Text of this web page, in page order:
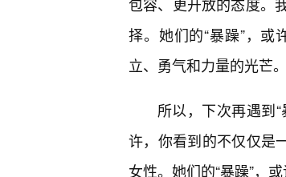
包容、更开放的态度。
择。她们的“暴躁”，
立、勇气和力量的光芒。
所以，下次再遇到
许，你看到的不仅仅是
女性。她们的“暴躁”，